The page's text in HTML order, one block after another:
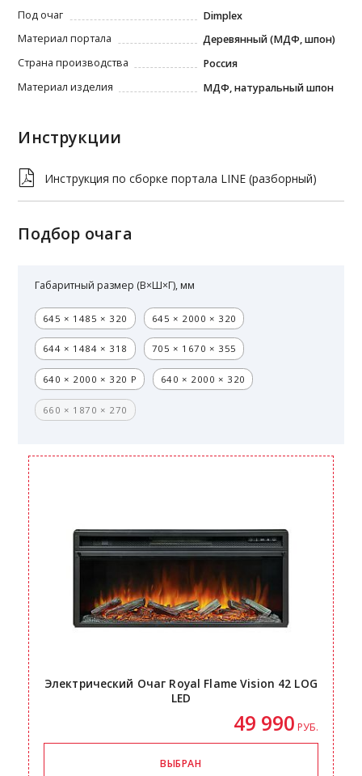
Под очаг
Dimplex
Материал портала
Деревянный (МДФ, шпон)
Страна производства
Россия
Материал изделия
МДФ, натуральный шпон
Инструкции
Инструкция по сборке портала LINE (разборный)
Подбор очага
Габаритный размер (В×Ш×Г), мм
645 × 1485 × 320 645 × 2000 × 320
644 × 1484 × 318 705 × 1670 × 355
640 × 2000 × 320 Р 640 × 2000 × 320
660 × 1870 × 270
Электрический Очаг Royal Flame Vision 42 LOG
LED
49 990 РУБ.